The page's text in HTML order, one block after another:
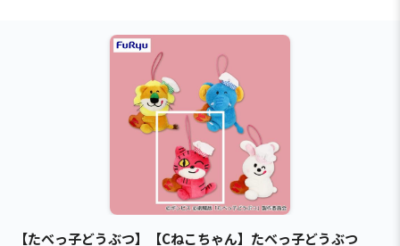
【たべっ子どうぶつ】【Cねこちゃん】たべっ子どうぶつ